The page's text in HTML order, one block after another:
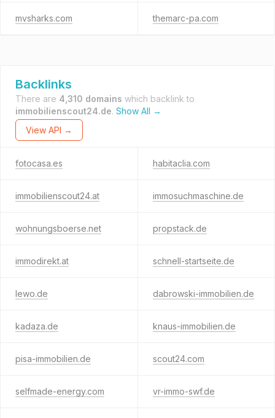
mvsharks.com themarc-pa.com
Backlinks
There are 4,310 domains which backlink to
immobilienscout24.de. Show All →
View API →
fotocasa.es habitaclia.com
immobilienscout24.at immosuchmaschine.de
wohnungsboerse.net propstack.de
immodirekt.at schnell-startseite.de
lewo.de dabrowski-immobilien.de
kadaza.de knaus-immobilien.de
pisa-immobilien.de scout24.com
selfmade-energy.com vr-immo-swf.de